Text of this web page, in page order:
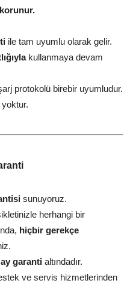
ile tam uyumlu olarak gelir.
kullanmaya devam
protokolü birebir uyumludur.
sunuyoruz.
herhangi bir
hiçbir gerekçe
ay garanti altındadır.
ve servis hizmetlerinden